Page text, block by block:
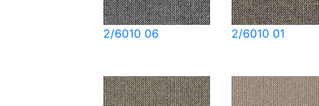
2/6010 06 2/6010 01